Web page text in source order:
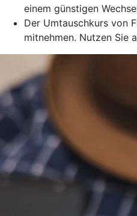
einem günstigen
Der Umtauschkurs von
mitnehmen. Nutzen Sie